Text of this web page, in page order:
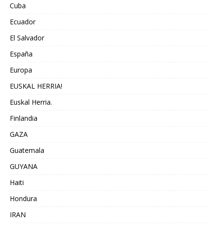
Cuba
Ecuador
El Salvador
España
Europa
EUSKAL HERRIA!
Euskal Herria.
Finlandia
GAZA
Guatemala
GUYANA
Haiti
Hondura
IRAN